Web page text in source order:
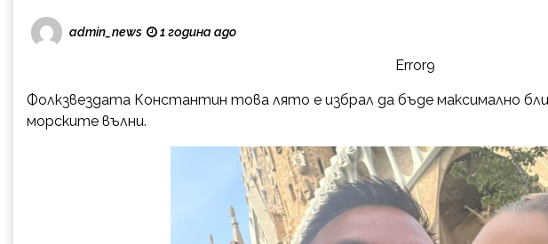
admin_news 1 година ago
Error9
Фолкзвездата Константин това лято е избрал да бъде максимално
морските вълни.